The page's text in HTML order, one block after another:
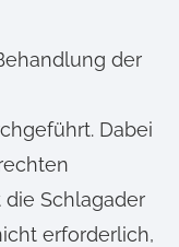
der
Dabei
Schlagader
erforderlich,